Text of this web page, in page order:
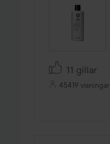
11 gillar
45419 visningar